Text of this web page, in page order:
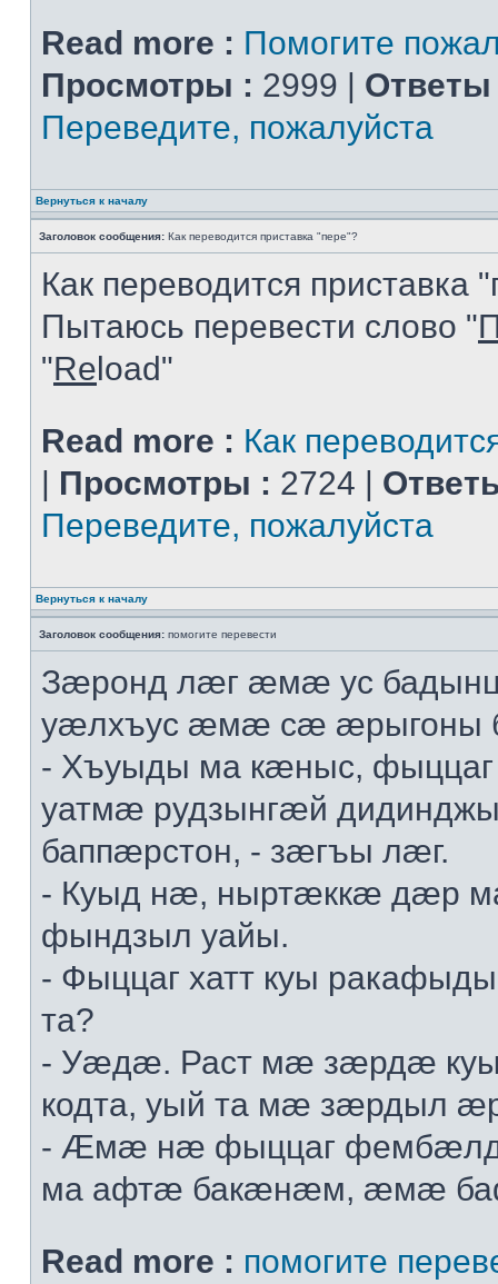
Read more : Помогите
Просмотры : 2999 | Ответы
Переведите, пожалуйста
Вернуться к началу
Заголовок сообщения: Как переводится приставка "пере"?
Как переводится приставка
Пытаюсь перевести слово "
"Reload"
Read more : Как
| Просмотры : 2724 |
Переведите, пожалуйста
Вернуться к началу
Заголовок сообщения: помогите перевести
Зæронд лæг æмæ ус
уæлхъус æмæ сæ æрыгоны
- Хъуыды ма кæныс,
уатмæ рудзынгæй
баппæрстон, - зæгъы лæг.
- Куыд нæ, ныртæккæ дæр
фындзыл уайы.
- Фыццаг хатт куы
та?
- Уæдæ. Раст мæ зæрдæ
кодта, уый та мæ зæрдыл
- Æмæ нæ фыццаг
ма афтæ бакæнæм, æмæ
Read more : помогите